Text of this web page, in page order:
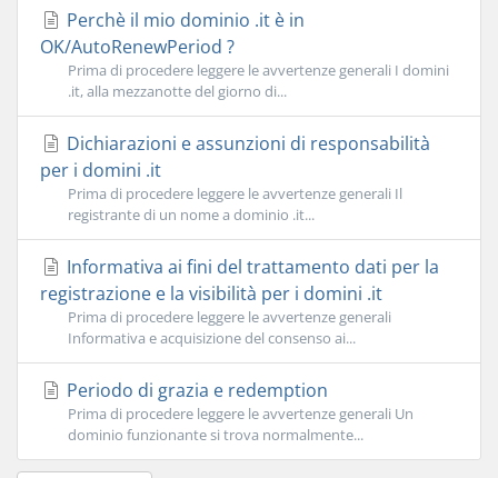
Perchè il mio dominio .it è in
OK/AutoRenewPeriod ?
Prima di procedere leggere le avvertenze generali I domini
.it, alla mezzanotte del giorno di...
Dichiarazioni e assunzioni di responsabilità
per i domini .it
Prima di procedere leggere le avvertenze generali Il
registrante di un nome a dominio .it...
Informativa ai fini del trattamento dati per la
registrazione e la visibilità per i domini .it
Prima di procedere leggere le avvertenze generali
Informativa e acquisizione del consenso ai...
Periodo di grazia e redemption
Prima di procedere leggere le avvertenze generali Un
dominio funzionante si trova normalmente...